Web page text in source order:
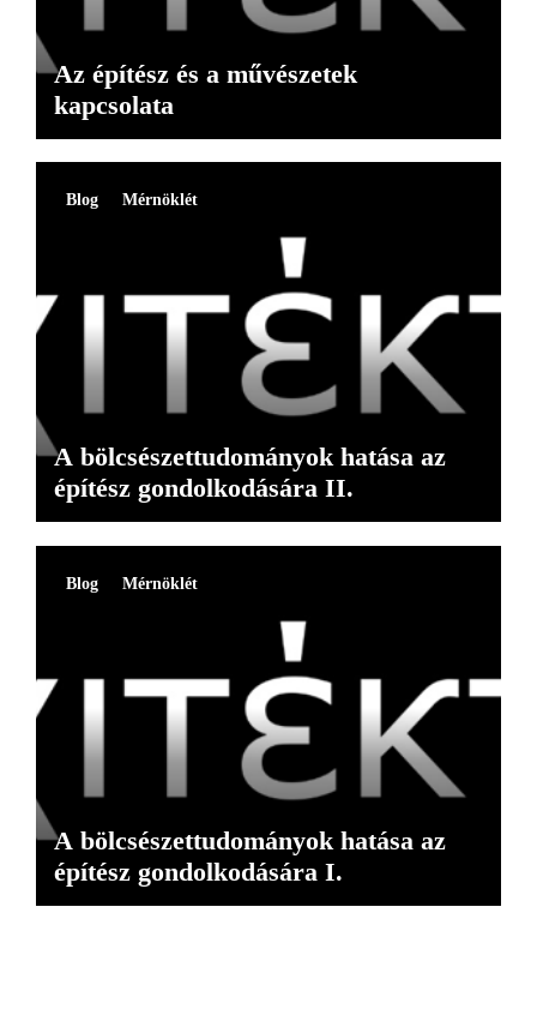
Az építész és a művészetek
kapcsolata
Blog Mérnöklét
A bölcsészettudományok hatása az
építész gondolkodására II.
Blog Mérnöklét
A bölcsészettudományok hatása az
építész gondolkodására I.